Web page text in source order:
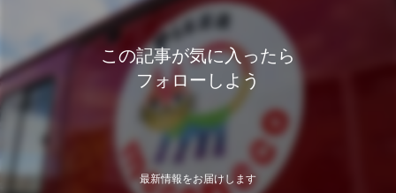
この記事が気に入ったら
フォローしよう
最新情報をお届けします